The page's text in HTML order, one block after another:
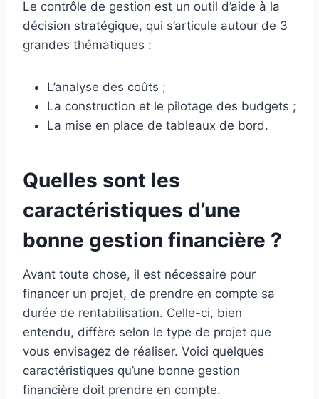
Le contrôle de gestion est un outil d’aide à la
décision stratégique, qui s’articule autour de 3
grandes thématiques :
L’analyse des coûts ;
La construction et le pilotage des budgets ;
La mise en place de tableaux de bord.
Quelles sont les
caractéristiques d’une
bonne gestion financière ?
Avant toute chose, il est nécessaire pour
financer un projet, de prendre en compte sa
durée de rentabilisation. Celle-ci, bien
entendu, diffère selon le type de projet que
vous envisagez de réaliser. Voici quelques
caractéristiques qu’une bonne gestion
financière doit prendre en compte.